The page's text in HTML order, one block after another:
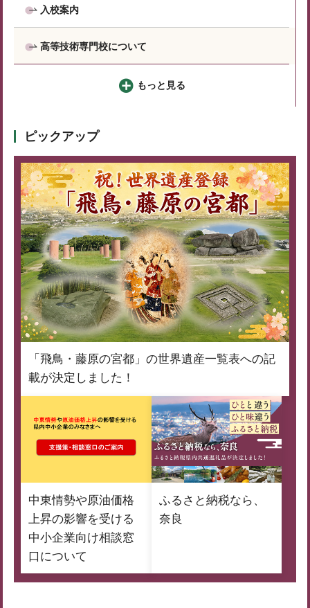
入校案内
高等技術専門校について
もっと見る
ピックアップ
「飛鳥・藤原の宮都」の世界遺産一覧表への記
載が決定しました！
中東情勢や原油価格
上昇の影響を受ける
中小企業向け相談窓
口について
ふるさと納税なら、
奈良